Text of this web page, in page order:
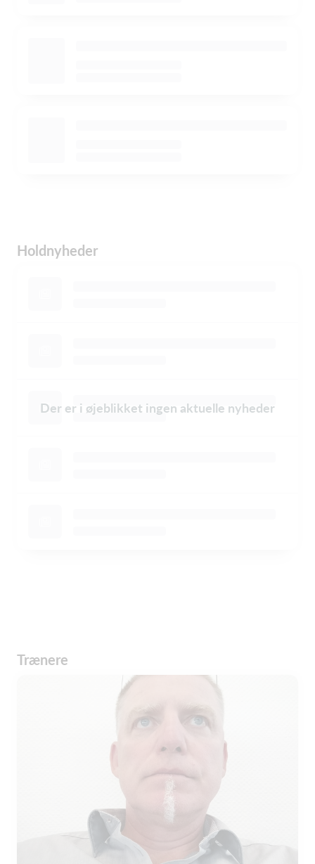
Holdnyheder
Der er i øjeblikket ingen aktuelle nyheder
Trænere